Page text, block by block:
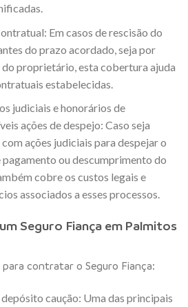
Em casos de rescisão do
do prazo acordado, seja por
proprietário, esta cobertura ajuda
estabelecidas.
judiciais e honorários de
ações de despejo: Caso seja
ações judiciais para despejar o
ou descumprimento do
cobre os custos legais e
associados a esses processos.
Seguro Fiança em Palmitos
contratar o Seguro Fiança:
caução: Uma das principais